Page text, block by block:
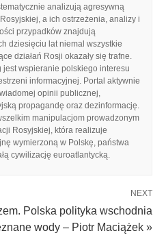
analizują agresywną
a ich ostrzeżenia, analizy i
przypadków znajdują
dziesięciu lat niemal wszystkie
działań Rosji okazały się trafne.
jest wspieranie polskiego interesu
informacyjnej. Portal aktywnie
opinii publicznej,
propagandę oraz dezinformację.
manipulacjom prowadzonym
Rosyjskiej, która realizuje
wymierzoną w Polskę, państwa
cywilizację euroatlantycką.
NEXT
Polska polityka wschodnia
wody – Piotr Maciążek »